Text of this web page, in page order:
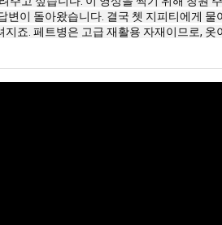
변이 돌아왔습니다. 결국 쳇 지피티에게
죠. 페트병은 고급 재활용 자재이므로,